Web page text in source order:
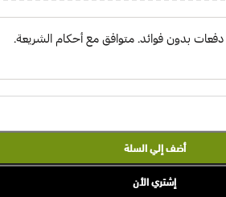
أضف إلي السلة
إشتري الأن